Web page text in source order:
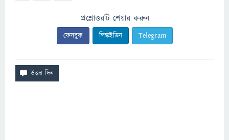
প্রশ্নোত্তরটি শেয়ার করুন
ফেসবুক লিঙ্কইডিন Telegram